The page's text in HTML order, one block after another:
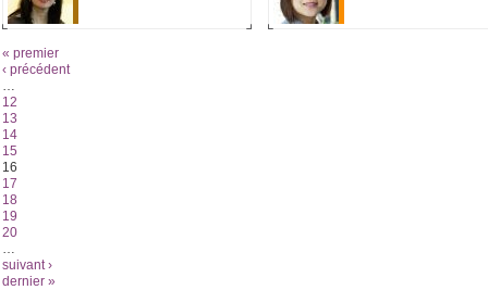
« premier
‹ précédent
…
12
13
14
15
16
17
18
19
20
…
suivant ›
dernier »